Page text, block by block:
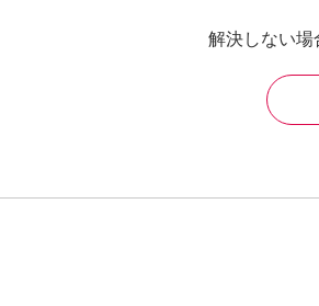
解決しない場